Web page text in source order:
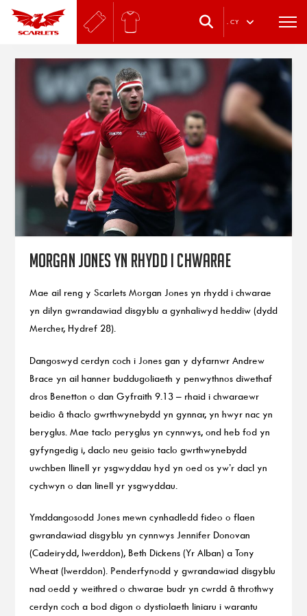
. CY
Morgan Jones yn rhydd i chwarae
Mae ail reng y Scarlets Morgan Jones yn rhydd i chwarae
yn dilyn gwrandawiad disgyblu a gynhaliwyd heddiw (dydd
Mercher, Hydref 28).
Dangoswyd cerdyn coch i Jones gan y dyfarnwr Andrew
Brace yn ail hanner buddugoliaeth y penwythnos diwethaf
dros Benetton o dan Gyfraith 9.13 – rhaid i chwaraewr
beidio â thaclo gwrthwynebydd yn gynnar, yn hwyr nac yn
beryglus. Mae taclo peryglus yn cynnwys, ond heb fod yn
gyfyngedig i, daclo neu geisio taclo gwrthwynebydd
uwchben llinell yr ysgwyddau hyd yn oed os yw’r dacl yn
cychwyn o dan linell yr ysgwyddau.
Ymddangosodd Jones mewn cynhadledd fideo o flaen
gwrandawiad disgyblu yn cynnwys Jennifer Donovan
(Cadeirydd, Iwerddon), Beth Dickens (Yr Alban) a Tony
Wheat (Iwerddon). Penderfynodd y gwrandawiad disgyblu
nad oedd y weithred o chwarae budr yn cwrdd â throthwy
cerdyn coch a bod digon o dystiolaeth liniaru i warantu